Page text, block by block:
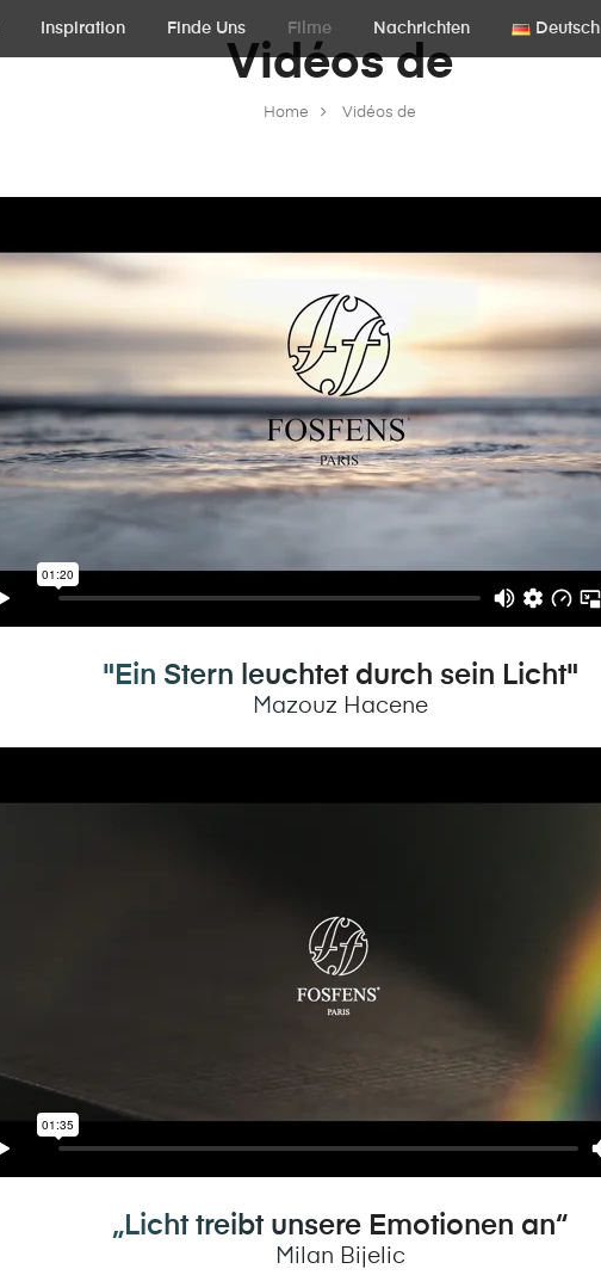
Inspiration Finde Uns Filme Nachrichten Deutsch
Home Vidéos de
Vidéos de
"Ein Stern leuchtet durch sein Licht"
Mazouz Hacene
„Licht treibt unsere Emotionen an“
Milan Bijelic